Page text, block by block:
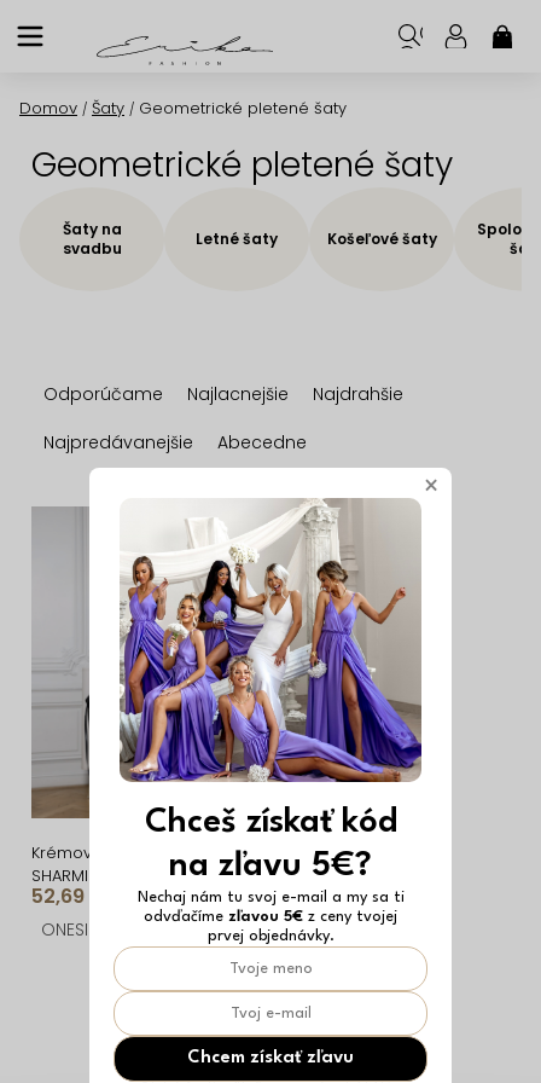
na
Domov / Šaty / Geometrické pletené šaty
Geometrické pletené šaty
Šaty na
svadbu
Letné šaty Košeľové šaty
a
d
n
r
o
d
u
k
t
o
v
Odporúčame Najlacnejšie
Najdrahšie
Najpredávanejšie
Abecedne
s
p
r
o
d
u
k
Krémové oversized šaty
SHARMILA s pruhmi
52,69 €
ONESIZE
O
v
l
á
×
Chceš získať kód
na zľavu 5€?
Nechaj nám tu svoj e-mail a my sa ti
odvďačíme zľavou 5€ z ceny tvojej
prvej objednávky.
Chcem získať zľavu